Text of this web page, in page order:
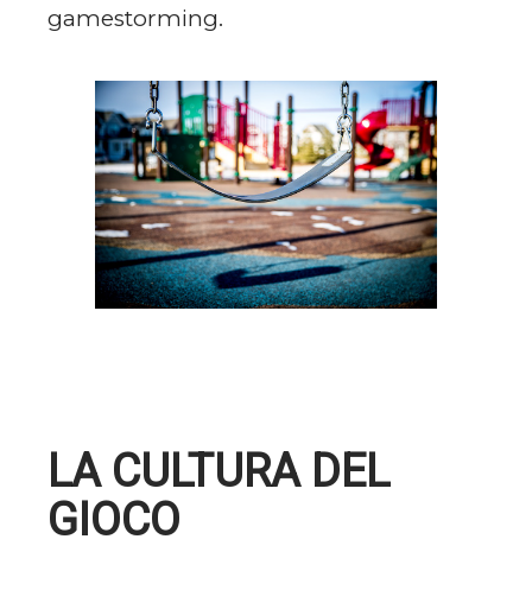
gamestorming.
LA CULTURA DEL
GIOCO